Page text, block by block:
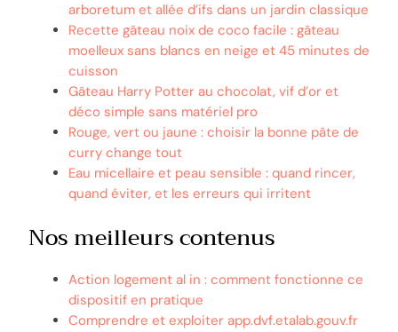
arboretum et allée d’ifs dans un jardin classique
Recette gâteau noix de coco facile : gâteau
moelleux sans blancs en neige et 45 minutes de
cuisson
Gâteau Harry Potter au chocolat, vif d’or et
déco simple sans matériel pro
Rouge, vert ou jaune : choisir la bonne pâte de
curry change tout
Eau micellaire et peau sensible : quand rincer,
quand éviter, et les erreurs qui irritent
Nos meilleurs contenus
Action logement al in : comment fonctionne ce
dispositif en pratique
Comprendre et exploiter app.dvf.etalab.gouv.fr